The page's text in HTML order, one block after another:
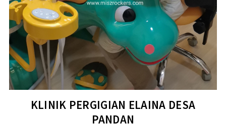
KLINIK PERGIGIAN ELAINA DESA
PANDAN